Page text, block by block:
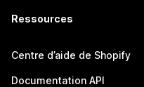
Ressources
Centre d’aide de Shopify
Documentation API